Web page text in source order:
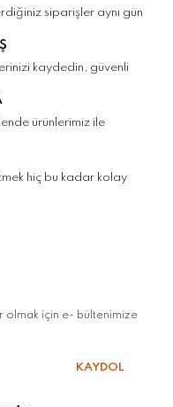
bulunuyor.
pahalı.
olmalı.
siparişler aynı gün
kaydedin, güvenli
ürünlerimiz ile
hiç bu kadar kolay
olmak için e- bültenimize
KAYDOL